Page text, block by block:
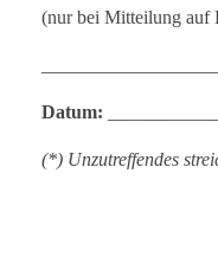
(nur bei Mitteilung auf
Datum:
(*) Unzutreffendes